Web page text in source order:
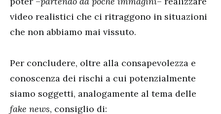
video realistici che ci ritraggono in situazioni
che non abbiamo mai vissuto.
Per concludere, oltre alla consapevolezza e
conoscenza dei rischi a cui potenzialmente
siamo soggetti, analogamente al tema delle
fake news, consiglio di: